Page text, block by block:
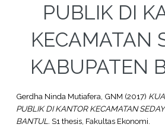
PUBLIK DI
KECAMATAN
KABUPATEN
Gerdha Ninda Mutiafera, GNM (2017)
PUBLIK DI KANTOR KECAMATAN
BANTUL. S1 thesis, Fakultas Ekonomi.